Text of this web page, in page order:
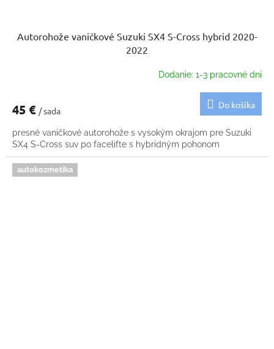
Autorohože vaničkové Suzuki SX4 S-Cross hybrid 2020-
2022
Dodanie: 1-3 pracovné dni
45 € / sada
Do košíka
presné vaničkové autorohože s vysokým okrajom pre Suzuki
SX4 S-Cross suv po facelifte s hybridným pohonom
autokozmetika